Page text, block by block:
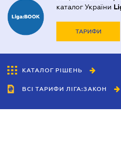
каталог України
ТАРИФИ
КАТАЛОГ РІШЕНЬ
ВСІ ТАРИФИ ЛІГА:ЗАКОН